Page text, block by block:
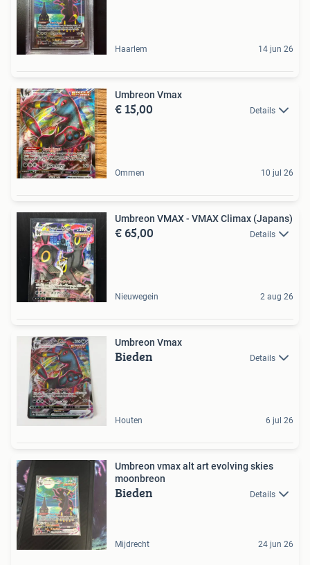
Haarlem 14 jun 26
Umbreon Vmax
€ 15,00 Details
Ommen 10 jul 26
Umbreon VMAX - VMAX Climax (Japans)
€ 65,00 Details
Nieuwegein 2 aug 26
Umbreon Vmax
Bieden Details
Houten 6 jul 26
Umbreon vmax alt art evolving skies
moonbreon
Bieden Details
Mijdrecht 24 jun 26